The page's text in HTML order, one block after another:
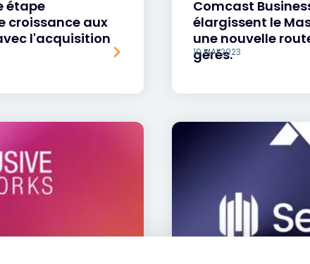
étape
croissance aux
l'acquisition
Comcast
élargissent le
une nouvelle
gérés.
10 MAI 2023